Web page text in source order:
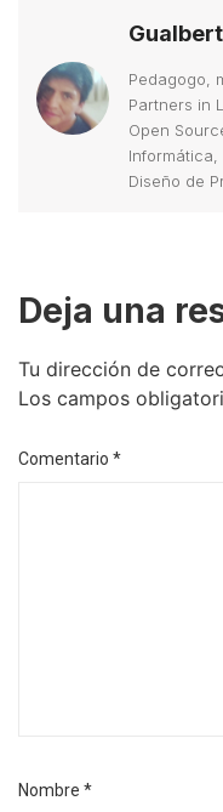
Pedagogo,
Partners in
Open
Diseño de
Deja una
Tu dirección de
Los campos
Comentario *
Nombre *